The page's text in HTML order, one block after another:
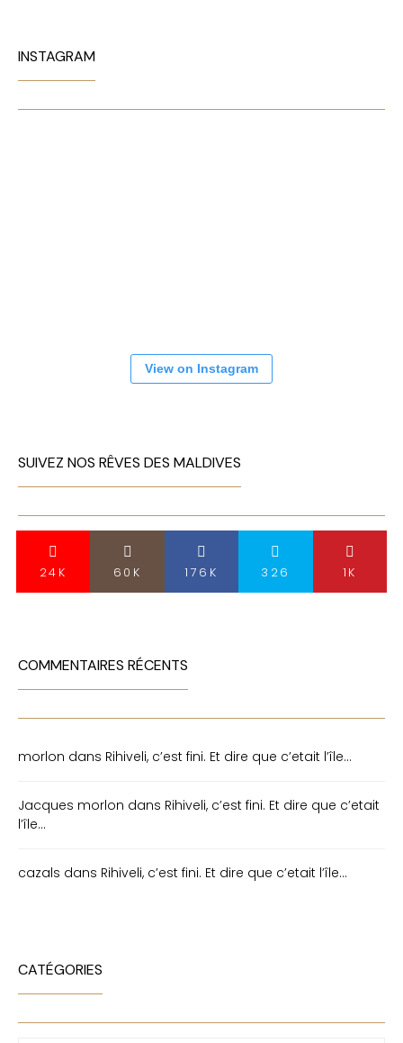
INSTAGRAM
View on Instagram
SUIVEZ NOS RÊVES DES MALDIVES
24K 60K 176K 326 1K
COMMENTAIRES RÉCENTS
morlon dans Rihiveli, c’est fini. Et dire que c’etait l’île…
Jacques morlon dans Rihiveli, c’est fini. Et dire que c’etait
l’île…
cazals dans Rihiveli, c’est fini. Et dire que c’etait l’île…
CATÉGORIES